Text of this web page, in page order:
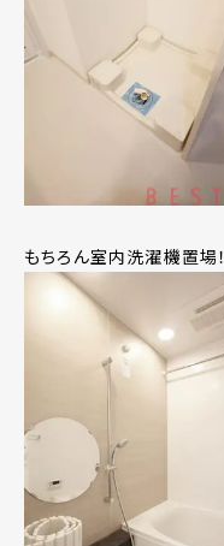
もちろん室内洗濯機置場！